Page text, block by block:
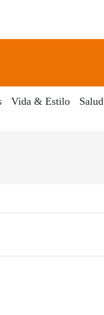
Vida & Estilo Salud
Dia Digital